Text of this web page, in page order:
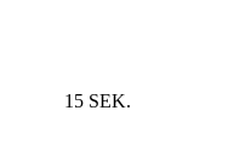
15 SEK.